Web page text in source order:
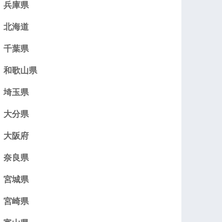
兵庫県
北海道
千葉県
和歌山県
埼玉県
大分県
大阪府
奈良県
宮城県
宮崎県